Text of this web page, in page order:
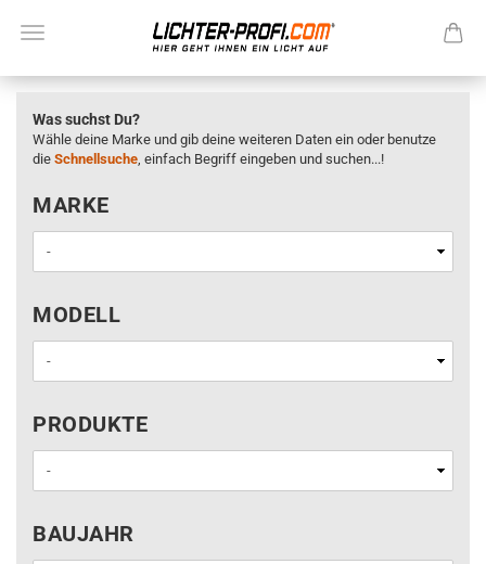
Was suchst Du?
Wähle deine Marke und gib deine weiteren Daten ein oder benutze
die Schnellsuche, einfach Begriff eingeben und suchen...!
MARKE
MARKE
MODELL
MODELL
PRODUKTE
PRODUKTE
BAUJAHR
BAUJAHR